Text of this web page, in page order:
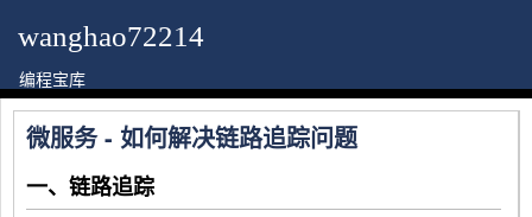
wanghao72214
编程宝库
微服务 - 如何解决链路追踪问题
一、链路追踪